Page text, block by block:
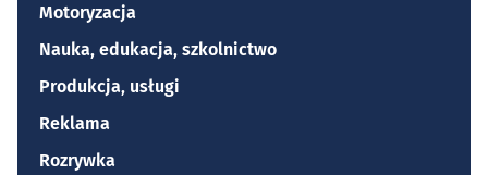
Motoryzacja
Nauka, edukacja, szkolnictwo
Produkcja, usługi
Reklama
Rozrywka